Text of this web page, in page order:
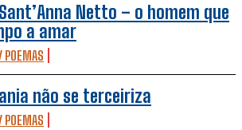
Netto – o homem que
a amar
POEMAS
não se terceiriza
POEMAS